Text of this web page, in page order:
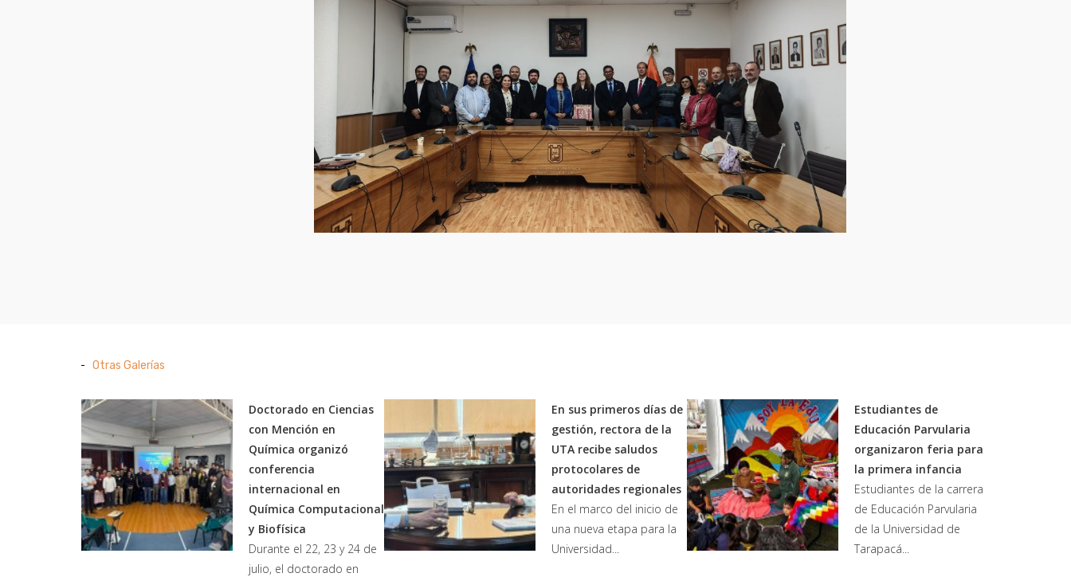
Otras Galerías
Doctorado en Ciencias
con Mención en
Química organizó
conferencia
internacional en
Química Computacional
y Biofísica
Durante el 22, 23 y 24 de
julio, el doctorado en
En sus primeros días de
gestión, rectora de la
UTA recibe saludos
protocolares de
autoridades regionales
En el marco del inicio de
una nueva etapa para la
Universidad...
Estudiantes de
Educación Parvularia
organizaron feria para
la primera infancia
Estudiantes de la carrera
de Educación Parvularia
de la Universidad de
Tarapacá...